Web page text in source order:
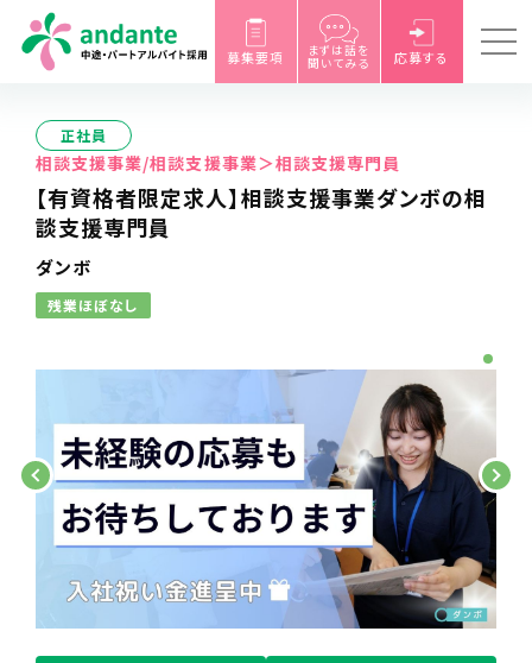
募集要項 まずは話を
聞いてみる 応募する
正社員
相談支援事業/相談支援事業＞相談支援専門員
【有資格者限定求人】相談支援事業ダンボの相
談支援専門員
ダンボ
残業ほぼなし